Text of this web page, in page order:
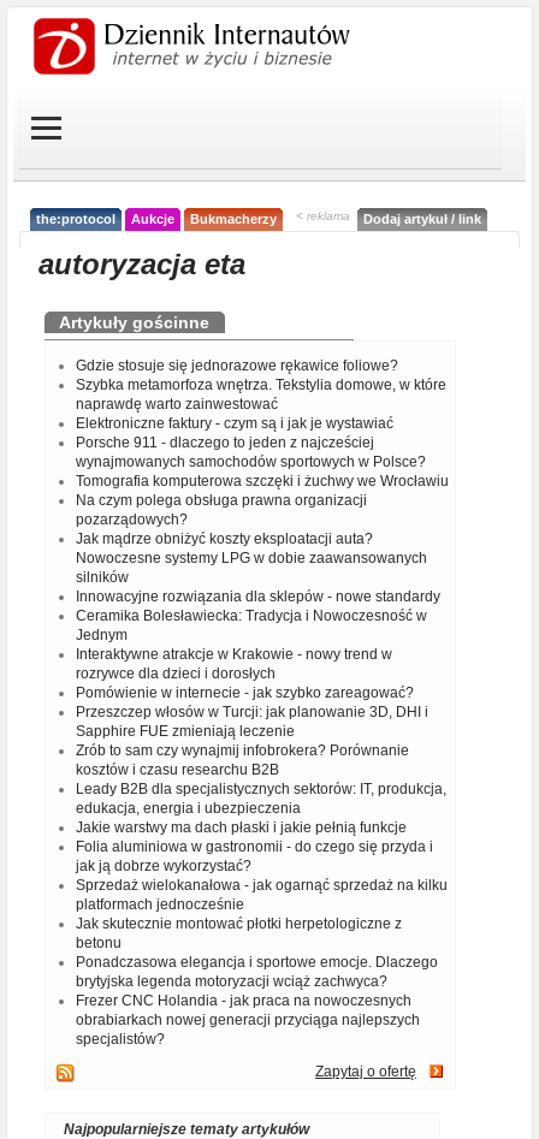
the:protocol Aukcje Bukmacherzy < reklama Dodaj artykuł / link
autoryzacja eta
Artykuły gościnne
Gdzie stosuje się jednorazowe rękawice foliowe?
Szybka metamorfoza wnętrza. Tekstylia domowe, w które
naprawdę warto zainwestować
Elektroniczne faktury - czym są i jak je wystawiać
Porsche 911 - dlaczego to jeden z najcześciej
wynajmowanych samochodów sportowych w Polsce?
Tomografia komputerowa szczęki i żuchwy we Wrocławiu
Na czym polega obsługa prawna organizacji
pozarządowych?
Jak mądrze obniżyć koszty eksploatacji auta?
Nowoczesne systemy LPG w dobie zaawansowanych
silników
Innowacyjne rozwiązania dla sklepów - nowe standardy
Ceramika Bolesławiecka: Tradycja i Nowoczesność w
Jednym
Interaktywne atrakcje w Krakowie - nowy trend w
rozrywce dla dzieci i dorosłych
Pomówienie w internecie - jak szybko zareagować?
Przeszczep włosów w Turcji: jak planowanie 3D, DHI i
Sapphire FUE zmieniają leczenie
Zrób to sam czy wynajmij infobrokera? Porównanie
kosztów i czasu researchu B2B
Leady B2B dla specjalistycznych sektorów: IT, produkcja,
edukacja, energia i ubezpieczenia
Jakie warstwy ma dach płaski i jakie pełnią funkcje
Folia aluminiowa w gastronomii - do czego się przyda i
jak ją dobrze wykorzystać?
Sprzedaż wielokanałowa - jak ogarnąć sprzedaż na kilku
platformach jednocześnie
Jak skutecznie montować płotki herpetologiczne z
betonu
Ponadczasowa elegancja i sportowe emocje. Dlaczego
brytyjska legenda motoryzacji wciąż zachwyca?
Frezer CNC Holandia - jak praca na nowoczesnych
obrabiarkach nowej generacji przyciąga najlepszych
specjalistów?
Zapytaj o ofertę
Najpopularniejsze tematy artykułów